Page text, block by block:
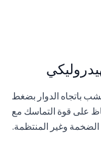
باتجاه الدوار بضغط
على قوة التماسك مع
الضخمة وغير المنتظمة.